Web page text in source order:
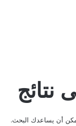
نتائج
أن يساعدك البحث.